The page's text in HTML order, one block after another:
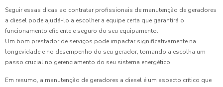
Seguir essas dicas ao contratar profissionais de manutenção de geradores
a diesel pode ajudá-lo a escolher a equipe certa que garantirá o
funcionamento eficiente e seguro do seu equipamento.
Um bom prestador de serviços pode impactar significativamente na
longevidade e no desempenho do seu gerador, tornando a escolha um
passo crucial no gerenciamento do seu sistema energético.
Em resumo, a manutenção de geradores a diesel é um aspecto crítico que